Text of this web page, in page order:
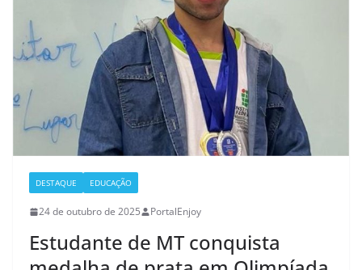
DESTAQUE EDUCAÇÃO
24 de outubro de 2025 PortalEnjoy
Estudante de MT conquista